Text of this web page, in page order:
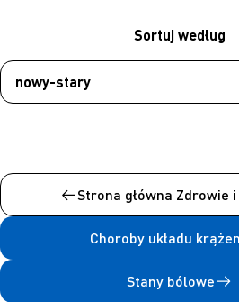
Sortuj według
Strona główna Zdrowie
Choroby układu
Stany bólowe